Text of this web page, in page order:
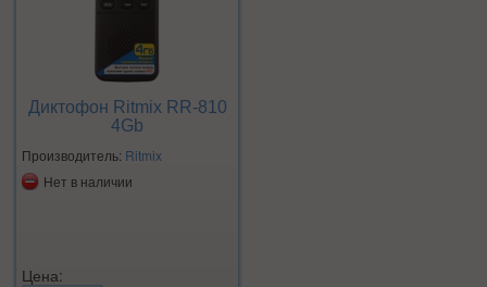
Диктофон Ritmix RR-810
4Gb
Производитель: Ritmix
Нет в наличии
Цена: